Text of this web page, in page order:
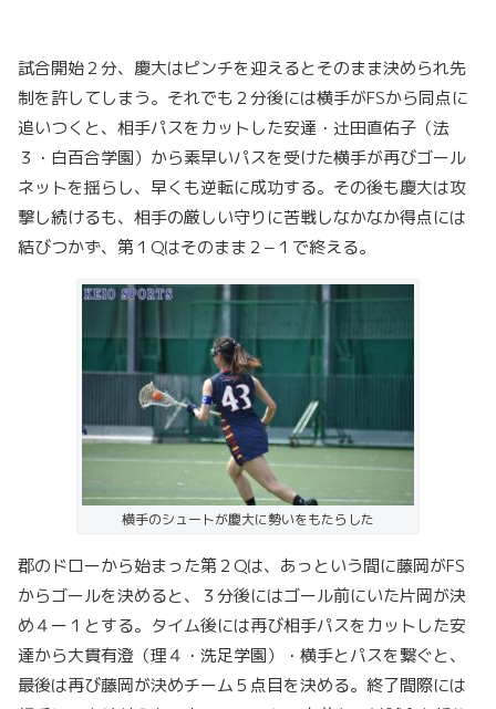
試合開始２分、慶大はピンチを迎えるとそのまま決められ先
制を許してしまう。それでも２分後には横手がFSから同点に
追いつくと、相手パスをカットした安達・辻田直佑子（法
３・白百合学園）から素早いパスを受けた横手が再びゴール
ネットを揺らし、早くも逆転に成功する。その後も慶大は攻
撃し続けるも、相手の厳しい守りに苦戦しなかなか得点には
結びつかず、第１Qはそのまま２−１で終える。
横手のシュートが慶大に勢いをもたらした
郡のドローから始まった第２Qは、あっという間に藤岡がFS
からゴールを決めると、３分後にはゴール前にいた片岡が決
め４ー１とする。タイム後には再び相手パスをカットした安
達から大貫有澄（理４・洗足学園）・横手とパスを繋ぐと、
最後は再び藤岡が決めチーム５点目を決める。終了間際には